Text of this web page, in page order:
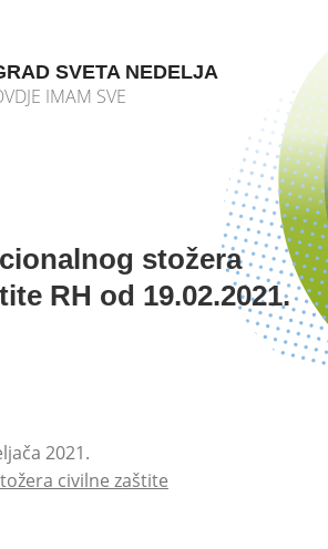
SVETA NEDELJA
IMAM SVE
stožera
RH od 19.02.2021.
2021.
civilne zaštite